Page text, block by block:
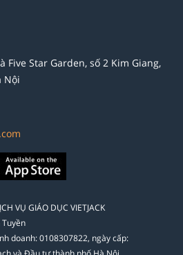
Five Star Garden, số 2 Kim Giang,
Nội
VỤ GIÁO DỤC VIETJACK
doanh: 0108307822, ngày cấp: